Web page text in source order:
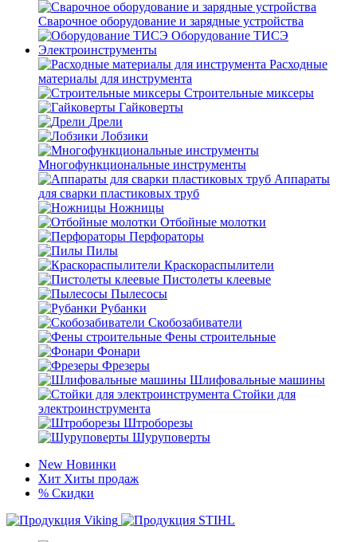
Сварочное оборудование и зарядные устройства
Оборудование ТИСЭ
Электроинструменты
Расходные
материалы для инструмента
Строительные миксеры
Гайковерты
Дрели
Лобзики
Многофункциональные инструменты
Аппараты
для сварки пластиковых труб
Ножницы
Отбойные молотки
Перфораторы
Пилы
Краскораспылители
Пистолеты клеевые
Пылесосы
Рубанки
Скобозабиватели
Фены строительные
Фонари
Фрезеры
Шлифовальные машины
Стойки для
электроинструмента
Штроборезы
Шуруповерты
New Новинки
Хит Хиты продаж
% Скидки